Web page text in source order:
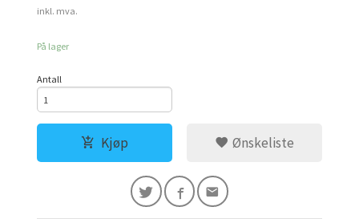
inkl. mva.
På lager
Antall
Kjøp Ønskeliste